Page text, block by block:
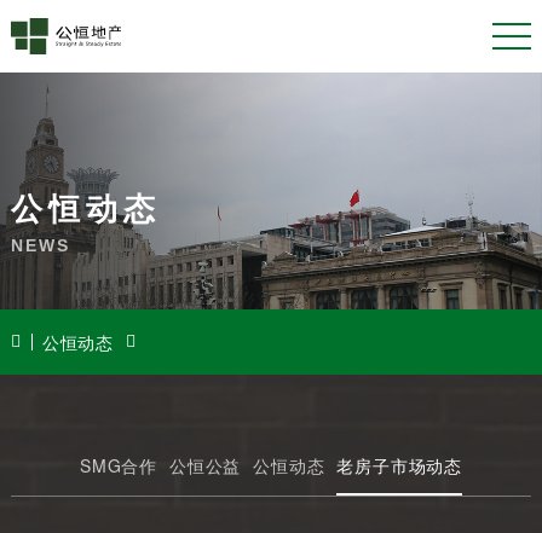
公恒动态
NEWS
公恒动态
SMG合作 公恒公益 公恒动态 老房子市场动态